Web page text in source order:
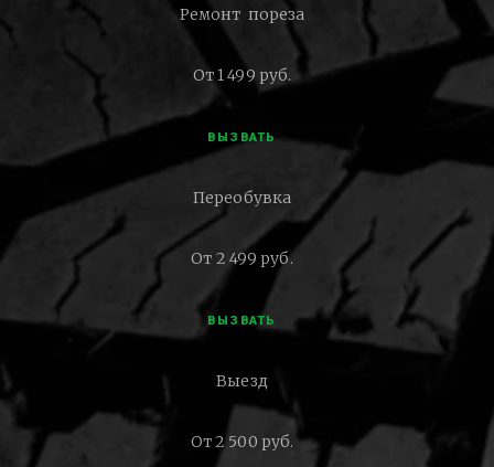
Ремонт пореза
От 1 499 руб.
ВЫЗВАТЬ
Переобувка
От 2 499 руб.
ВЫЗВАТЬ
Выезд
От 2 500 руб.